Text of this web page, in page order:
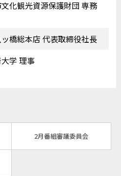
化観光資源保護財団 専務
橋総本店 代表取締役社長
学 理事
2月番組審議委員会